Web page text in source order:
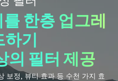
한층 업그레
하기
의 필터 제공
보정, 뷰티 효과 등 수천 가지 효